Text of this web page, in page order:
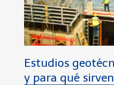
Estudios
y para qué